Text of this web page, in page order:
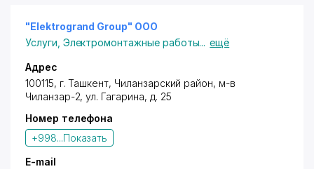
"Elektrogrand Group" ООО
Услуги Электромонтажные работы... ещё
Адрес
100115, г. Ташкент, Чиланзарский район, м-в
Чиланзар-2,ул. Гагарина, д. 25
Номер телефона
+998...Показать
E-mail